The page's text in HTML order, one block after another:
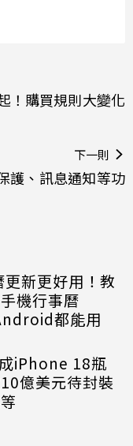
！購買規則大變化
下一則
護、訊息通知等功
新更好用！教
機行事曆
都能用
iPhone 18瓶
億美元待封裝